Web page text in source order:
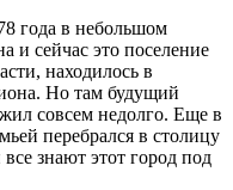
года в небольшом
и сейчас это поселение
находилось в
Но там будущий
совсем недолго. Еще в
перебрался в столицу
знают этот город под